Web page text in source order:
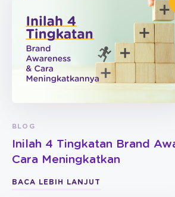
BLOG
Inilah 4 Tingkatan Brand
Cara Meningkatkan
BACA LEBIH LANJUT